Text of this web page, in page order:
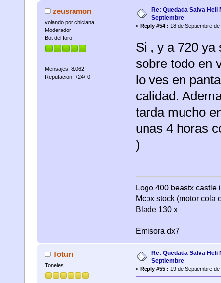
zeusramon
volando por chiclana .
Moderador
Bot del foro
Mensajes: 8.062
Reputacion: +24/-0
Re: Quedada Salva Heli
Septiembre
« Reply #54 : 18 de Septiembre
Si , y a 720 ya
sobre todo en
lo ves en
calidad.
tarda mucho
unas 4 horas
)
Logo 400 beastx castle
Mcpx stock (motor cola
Blade 130 x
Emisora dx7
Toturi
Toneles
Re: Quedada Salva Heli
Septiembre
« Reply #55 : 19 de Septiembre